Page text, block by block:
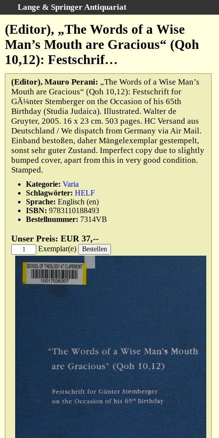
Lange & Springer Antiquariat
Startseite
Kategorien
Schlagwörter
Gesamtbestand
Warenkorb
Ankauf
AGB
Widerruf
Datenschutz
Impressum
(Editor), „The Words of a Wise
Man’s Mouth are Gracious“ (Qoh
10,12): Festschrif…
(Editor), Mauro Perani: „The Words of a Wise Man’s
Mouth are Gracious“ (Qoh 10,12): Festschrift for
GÃ¼nter Stemberger on the Occasion of his 65th
Birthday (Studia Judaica). Illustrated. Walter de
Gruyter, 2005. 16 x 23 cm. 503 pages. HC Versand aus
Deutschland / We dispatch from Germany via Air Mail.
Einband bestoßen, daher Mängelexemplar gestempelt,
sonst sehr guter Zustand. Imperfect copy due to slightly
bumped cover, apart from this in very good condition.
Stamped.
Kategorie: Varia
Schlagwörter: HELF
Sprache: Englisch (en)
ISBN: 9783110188493
Bestellnummer: 7314VB
Unser Preis: EUR 37,--
Exemplar(e)